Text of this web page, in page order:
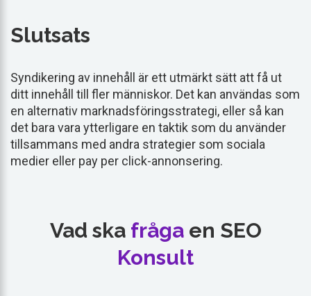
Slutsats
Syndikering av innehåll är ett utmärkt sätt att få ut
ditt innehåll till fler människor. Det kan användas som
en alternativ marknadsföringsstrategi, eller så kan
det bara vara ytterligare en taktik som du använder
tillsammans med andra strategier som sociala
medier eller pay per click-annonsering.
Vad ska frågaen SEO
Konsult